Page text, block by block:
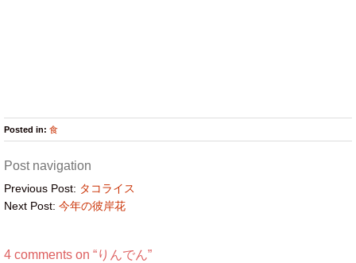
Posted in: 食
Post navigation
Previous Post: タコライス
Next Post: 今年の彼岸花
4 comments on “りんでん”